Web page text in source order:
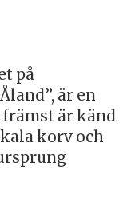
på
är en
är känd
korv och